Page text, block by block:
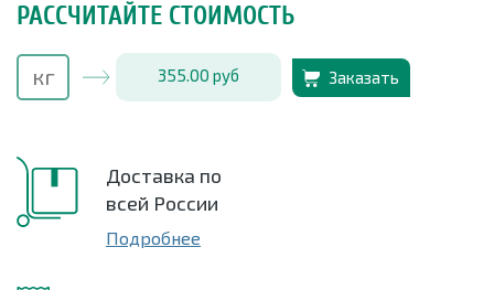
РАССЧИТАЙТЕ СТОИМОСТЬ
355.00 руб Заказать
Доставка по
всей России
Подробнее